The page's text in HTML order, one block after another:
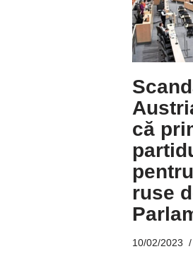
că
ruse
10/02/2023